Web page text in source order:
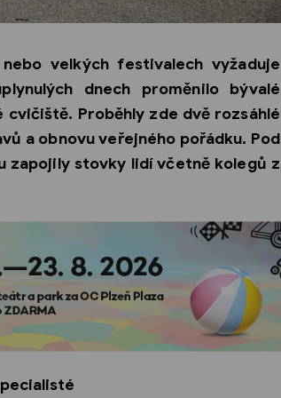
velkých festivalech vyžaduje
dnech proměnilo bývalé
cvičiště. Proběhly zde dvě rozsáhlé
a obnovu veřejného pořádku. Pod
zapojily stovky lidí včetně kolegů z